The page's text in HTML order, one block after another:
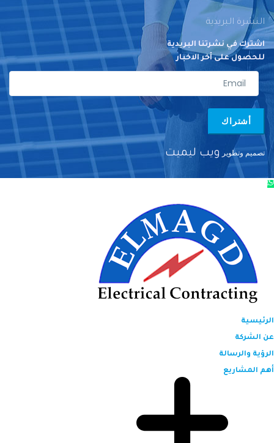
النشرة البريدية
اشترك في نشرتنا البريدية
للحصول على أخر الاخبار
أشتراك
تصميم وتطوير ويب ليميت
الرئيسية
عن الشركة
الرؤية والرسالة
أهم المشاريع